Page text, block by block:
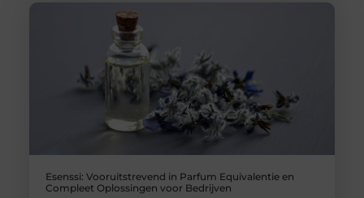
Esenssi: Vooruitstrevend in Parfum Equivalentie en
Compleet Oplossingen voor Bedrijven